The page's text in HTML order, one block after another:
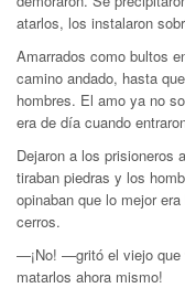
atarlos, los instalaron
Amarrados como bultos
camino andado, hasta
hombres. El amo ya no
era de día cuando
Dejaron a los prisioneros
tiraban piedras y los
opinaban que lo mejor
cerros.
—¡No! —gritó el viejo que
matarlos ahora mismo!